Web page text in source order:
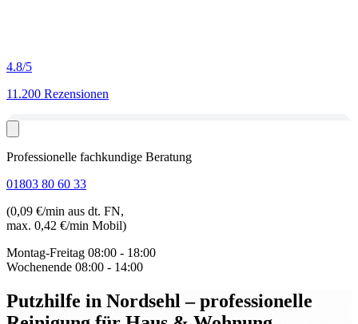
4.8/5
11.200 Rezensionen
Professionelle fachkundige Beratung
01803 80 60 33
(0,09 €/min aus dt. FN,
max. 0,42 €/min Mobil)
Montag-Freitag 08:00 - 18:00
Wochenende 08:00 - 14:00
Putzhilfe in Nordsehl– professionelle